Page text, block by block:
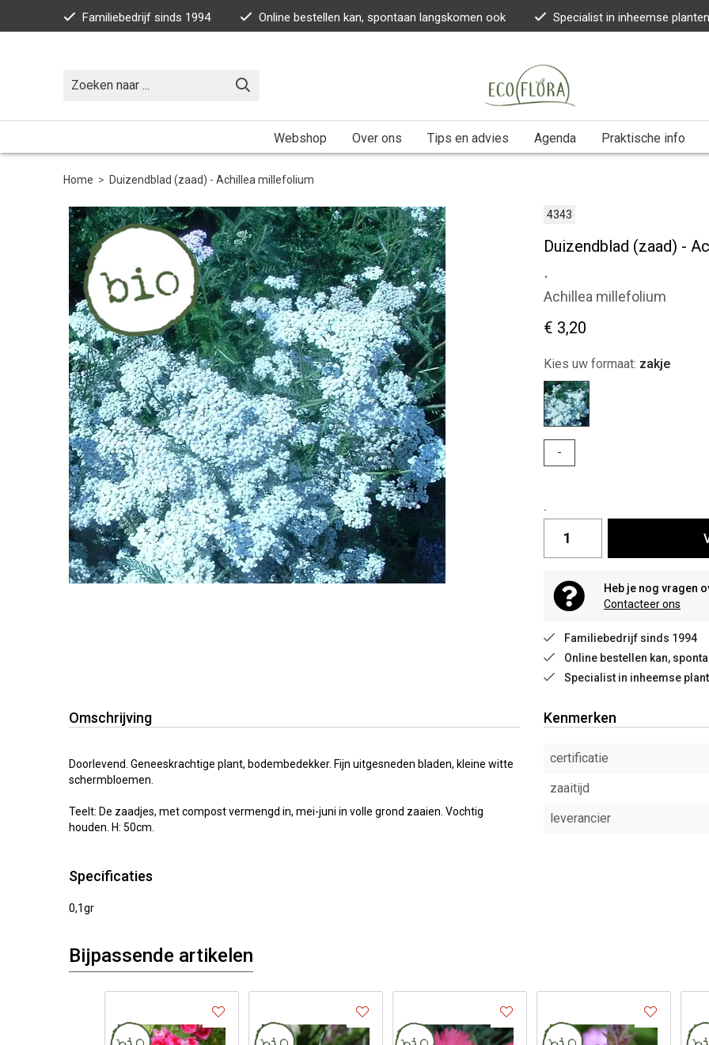
Familiebedrijf sinds 1994 Online bestellen kan, spontaan langskomen ook Specialist in inheemse
Webshop Over ons Tips en advies Agenda Praktische info
Home > Duizendblad (zaad) - Achillea millefolium
4343
Duizendblad (zaad) -
.
Achillea millefolium
€ 3,20
Kies uw formaat: zakje
-
.
Heb je nog vragen
Contacteer ons
Familiebedrijf sinds 1994
Online bestellen kan,
Specialist in inheemse
Omschrijving
Doorlevend. Geneeskrachtige plant, bodembedekker. Fijn uitgesneden bladen, kleine witte
schermbloemen.
Teelt: De zaadjes, met compost vermengd in, mei-juni in volle grond zaaien. Vochtig
houden. H: 50cm.
Specificaties
0,1gr
Kenmerken
certificatie
zaaitijd
leverancier
Bijpassende artikelen